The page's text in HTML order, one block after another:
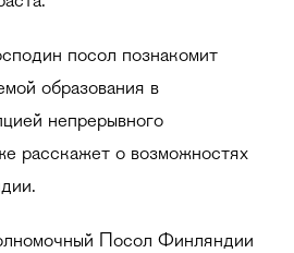
посол познакомит
образования в
непрерывного
расскажет о возможностях
Посол Финляндии